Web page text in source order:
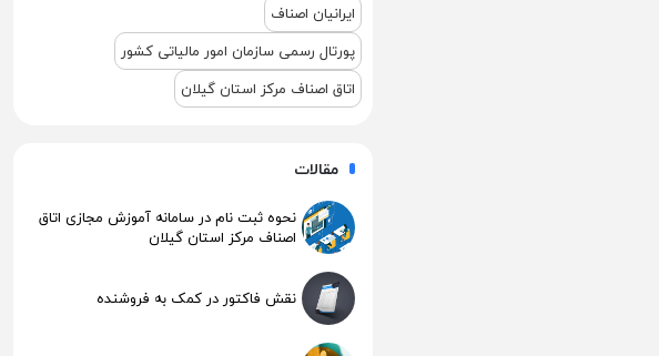
2025
ایرانیان اصناف
پورتال رسمی سازمان امور مالیاتی کشور
اتاق اصناف مرکز استان گیلان
مقالات
نحوه ثبت نام در سامانه آموزش مجازی اتاق
اصناف مرکز استان گیلان
نقش فاکتور در کمک به فروشنده